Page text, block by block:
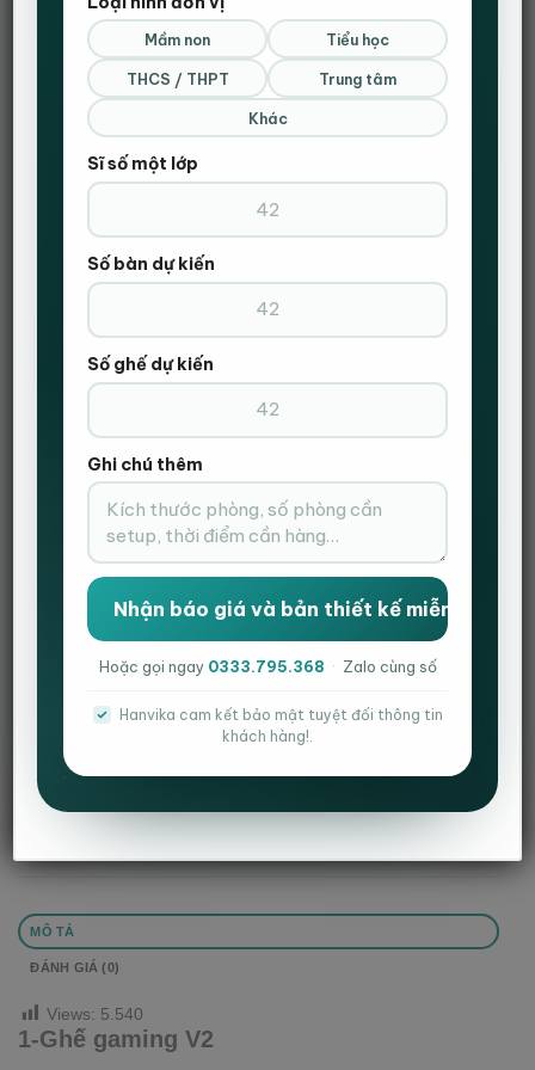
Combo bàn Ikea 1 hộc tủ 1m4 và Ghế gaming V2-màu đen số lượng
THÊM VÀO GIỎ HÀNG
ĐẶT HÀNG NHANH
Gọi Điện Xác Nhận Và Giao Hàng Tận Nơi
Combo bàn ghế gaming
MÔ TẢ
ĐÁNH GIÁ (0)
Views: 5.540
1-Ghế gaming V2
Mầm non Tiểu học
THCS / THPT Trung tâm
Khác
Sĩ số một lớp
Số bàn dự kiến
Số ghế dự kiến
Ghi chú thêm
Hoặc gọi ngay 0333.795.368 · Zalo cùng số
Hanvika cam kết bảo mật tuyệt đối thông tin
khách hàng!.